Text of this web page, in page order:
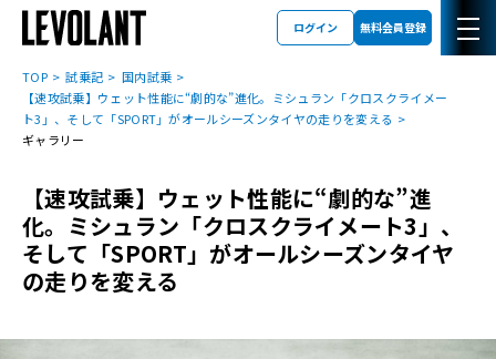
ログイン 無料会員登録
TOP 試乗記
国内試乗
【速攻試乗】ウェット性能に“劇的な”進化。ミシュラン「クロスクライメー
ト3」、そして「SPORT」がオールシーズンタイヤの走りを変える
ギャラリー
【速攻試乗】ウェット性能に“劇的な”進
化。ミシュラン「クロスクライメート3」、
そして「SPORT」がオールシーズンタイヤ
の走りを変える